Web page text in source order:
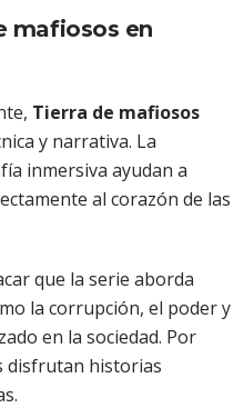
mafiosos en
Tierra de mafiosos
y narrativa. La
inmersiva ayudan a
al corazón de las
que la serie aborda
la corrupción, el poder y
en la sociedad. Por
disfrutan historias